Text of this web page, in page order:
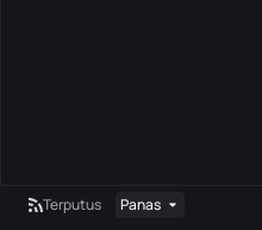
Terputus Panas